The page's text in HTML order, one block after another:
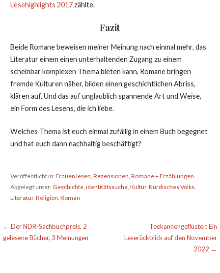
Lesehighlights 2017zählte.
Fazit
Beide Romane beweisen meiner Meinung nach einmal mehr, das
Literatur einem einen unterhaltenden Zugang zu einem
scheinbar komplexen Thema bieten kann, Romane bringen
fremde Kulturen näher, bilden einen geschichtlichen Abriss,
klären auf. Und das auf unglaublich spannende Art und Weise,
ein Form des Lesens, die ich liebe.
Welches Thema ist euch einmal zufällig in einem Buch begegnet
und hat euch dann nachhaltig beschäftigt?
Veröffentlicht in:Frauen lesen, Rezensionen, Romane + Erzählungen
Abgelegt unter: Geschichte, identitätssuche, Kultur, Kurdisches Volks,
Literatur, Religiön, Roman
Beitragsnavigation
← Der NDR-Sachbuchpreis, 2
gelesene Bücher, 3 Meinungen
Teekannengeflüster: Ein
Leserückblick auf den November
2022 →